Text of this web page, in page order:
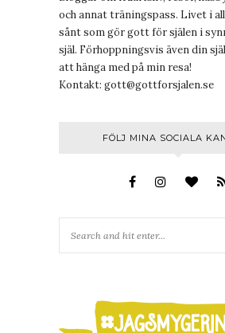
och annat träningspass. Livet i
sånt som gör gott för själen i
själ. Förhoppningsvis även din
att hänga med på min resa!
Kontakt: gott@gottforsjalen.se
FÖLJ MINA SOCIALA